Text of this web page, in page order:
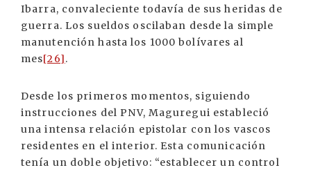
Ibarra, convaleciente todavía de sus heridas de
guerra. Los sueldos oscilaban desde la simple
manutención hasta los 1000 bolívares al
mes[26].
Desde los primeros momentos, siguiendo
instrucciones del PNV, Maguregui estableció
una intensa relación epistolar con los vascos
residentes en el interior. Esta comunicación
tenía un doble objetivo: “establecer un control